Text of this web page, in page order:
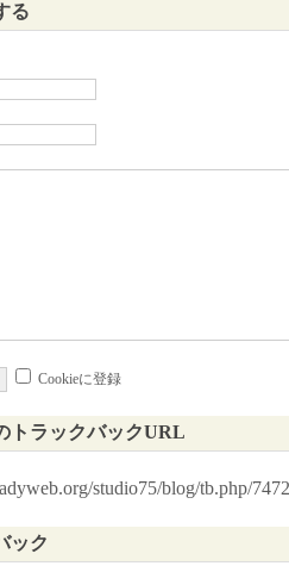
る
Cookieに登録
トラックバックURL
studio75/blog/tb.php/7472
ック